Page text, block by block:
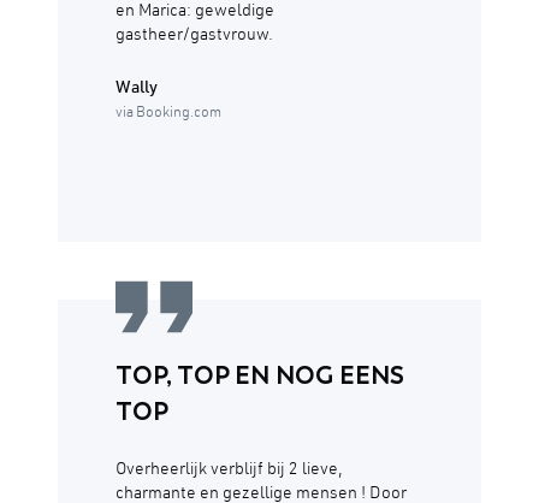
en Marica: geweldige
gastheer/gastvrouw.
Wally
via Booking.com
TOP, TOP EN NOG EENS
TOP
Overheerlijk verblijf bij 2 lieve,
charmante en gezellige mensen ! Door